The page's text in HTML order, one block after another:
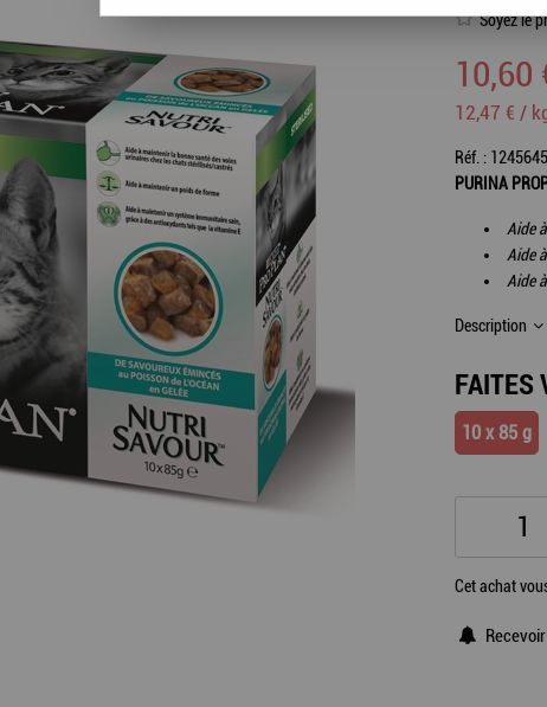
Soyez le
10,60
12,47 € /
Réf. :
PURINA
Aide
Aide
Aide
Description
FAITES
10 x 85 g
Cet achat